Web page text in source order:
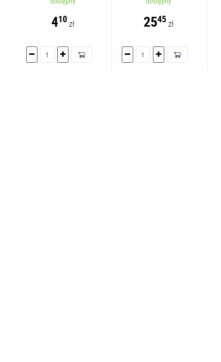
410zł 2545zł